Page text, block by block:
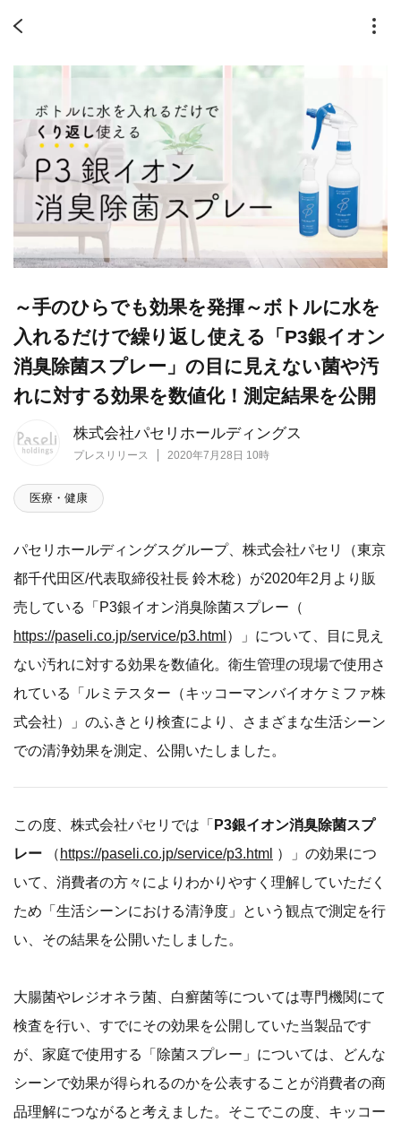
株式会社パセリホールディングス
プレスリリース 2020年7月28日 10時
～手のひらでも効果を発揮～ボトルに水を
入れるだけで繰り返し使える「P3銀イオン
消臭除菌スプレー」の目に見えない菌や汚
れに対する効果を数値化！測定結果を公開
医療・健康
パセリホールディングスグループ、株式会社パセリ（東京
都千代田区/代表取締役社長 鈴木稔）が2020年2月より販
売している「P3銀イオン消臭除菌スプレー（
https://paseli.co.jp/service/p3.html ）」について、目に見え
ない汚れに対する効果を数値化。衛生管理の現場で使用さ
れている「ルミテスター（キッコーマンバイオケミファ株
式会社）」のふきとり検査により、さまざまな生活シーン
での清浄効果を測定、公開いたしました。
この度、株式会社パセリでは「 P3銀イオン消臭除菌スプ
レー （ https://paseli.co.jp/service/p3.html ）」の効果につ
いて、消費者の方々によりわかりやすく理解していただく
ため「生活シーンにおける清浄度」という観点で測定を行
い、その結果を公開いたしました。
大腸菌やレジオネラ菌、白癬菌等については専門機関にて
検査を行い、すでにその効果を公開していた当製品です
が、家庭で使用する「除菌スプレー」については、どんな
シーンで効果が得られるのかを公表することが消費者の商
品理解につながると考えました。そこでこの度、キッコー